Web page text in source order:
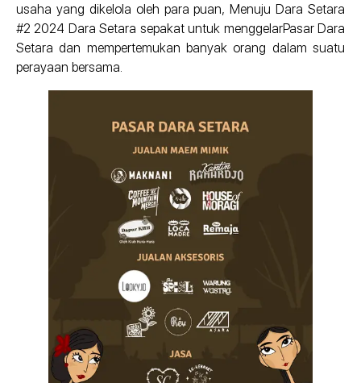
usaha yang dikelola oleh para puan, Menuju Dara Setara
#2 2024 Dara Setara sepakat untuk menggelarPasar Dara
Setara dan mempertemukan banyak orang dalam suatu
perayaan bersama.